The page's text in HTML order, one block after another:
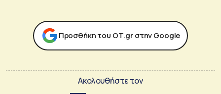
Προσθήκη του ΟΤ.gr στην Google
Ακολουθήστε τον